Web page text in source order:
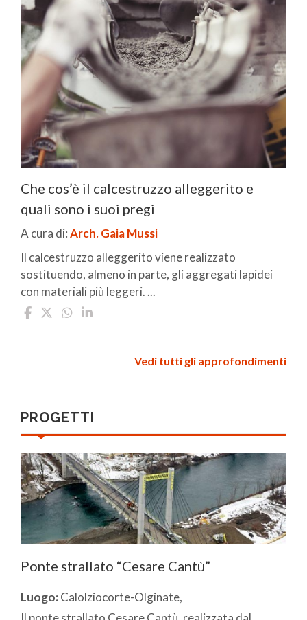
Che cos’è il calcestruzzo alleggerito e
quali sono i suoi pregi
A cura di:Arch. Gaia Mussi
Il calcestruzzo alleggerito viene realizzato
sostituendo, almeno in parte, gli aggregati lapidei
con materiali più leggeri. ...
Vedi tutti gli approfondimenti
PROGETTI
Ponte strallato “Cesare Cantù”
Luogo: Calolziocorte-Olginate,